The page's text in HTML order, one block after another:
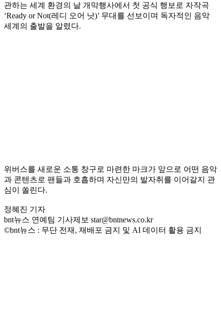
관하는 세계 환경의 날 개막행사에서 첫 공식 행보로 자작곡
‘Ready or Not(레디 오어 낫)’ 무대를 선보이며 독자적인 음악
세계의 출발을 알렸다.
위버스를 새로운 소통 창구로 마련한 마크가 앞으로 어떤 음악
과 콘텐츠로 팬들과 호흡하며 자신만의 발자취를 이어갈지 관
심이 쏠린다.
정혜진 기자
bnt뉴스 연예팀 기사제보 star@bntnews.co.kr
©bnt뉴스 : 무단 전재, 재배포 금지 및 AI 데이터 활용 금지